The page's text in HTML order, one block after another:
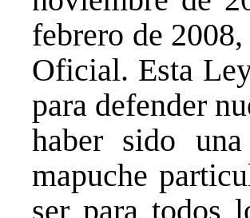
febrero de
Oficial. Esta
para defender
haber sido
mapuche
ser para todos